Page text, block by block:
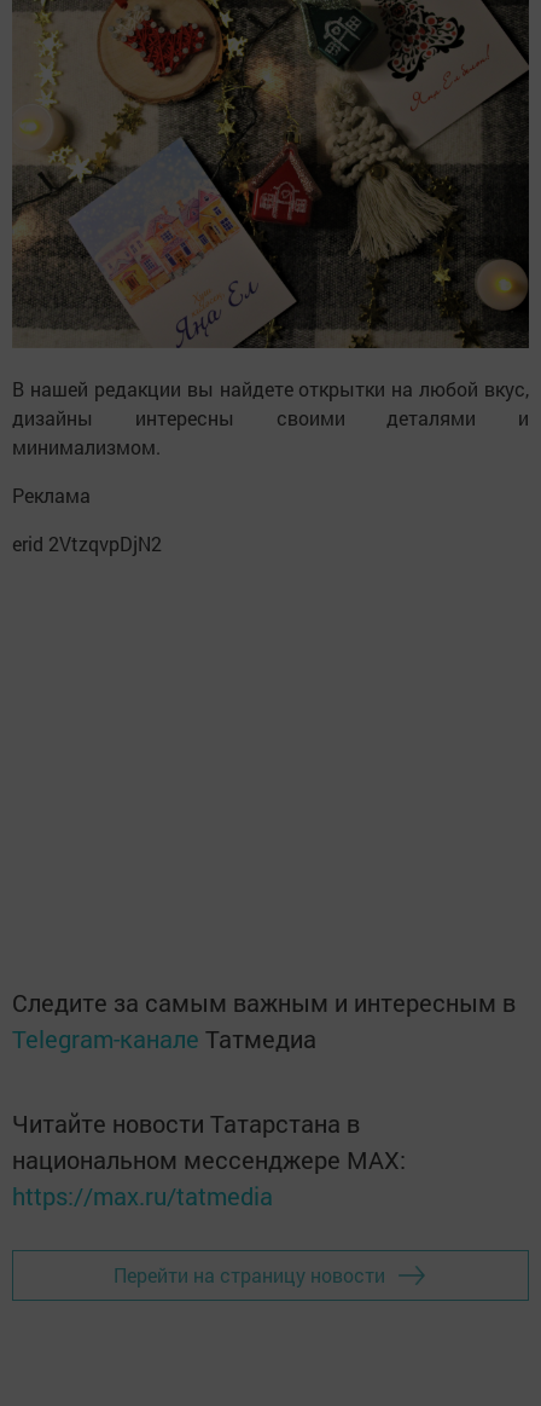
В нашей редакции вы найдете открытки на любой вкус,
дизайны интересны своими деталями и
минимализмом.
Реклама
erid 2VtzqvpDjN2
Следите за самым важным и интересным в
Telegram-канале Татмедиа
Читайте новости Татарстана в
национальном мессенджере MАХ:
https://max.ru/tatmedia
Перейти на страницу новости